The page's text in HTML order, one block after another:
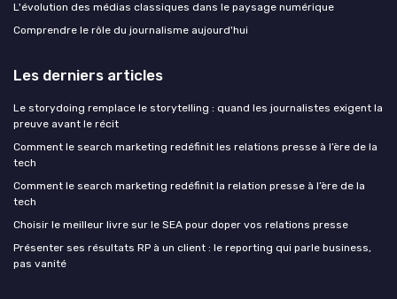
L'évolution des médias classiques dans le paysage numérique
Comprendre le rôle du journalisme aujourd'hui
Les derniers articles
Le storydoing remplace le storytelling : quand les journalistes exigent la
preuve avant le récit
Comment le search marketing redéfinit les relations presse à l’ère de la
tech
Comment le search marketing redéfinit la relation presse à l’ère de la
tech
Choisir le meilleur livre sur le SEA pour doper vos relations presse
Présenter ses résultats RP à un client : le reporting qui parle business,
pas vanité